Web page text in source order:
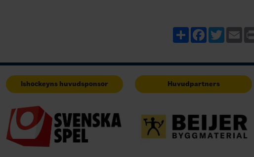
ShareFacebook
Twitter
Ishockeyns huvudsponsor Huvudpartners